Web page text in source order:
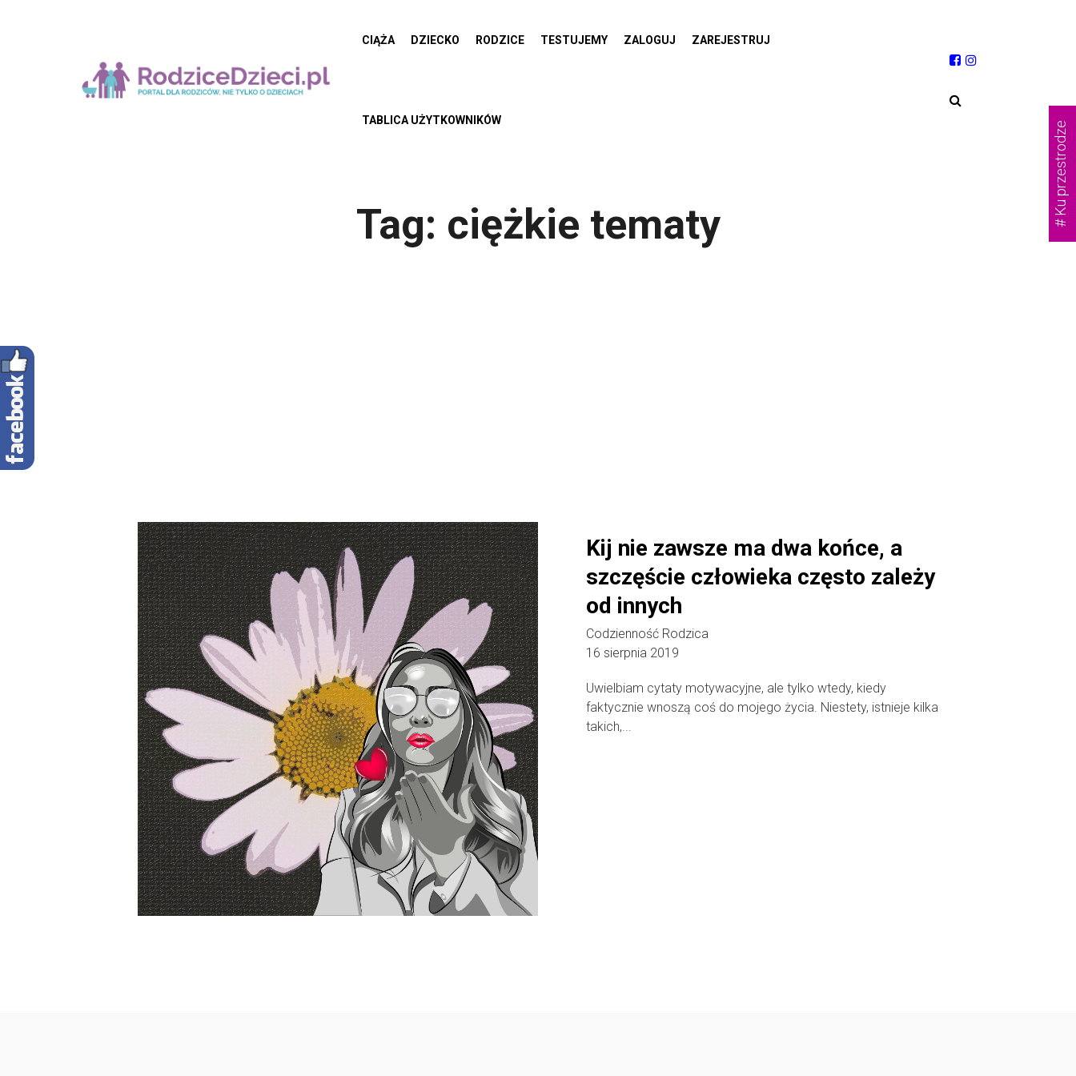
CIĄŻA DZIECKO RODZICE TESTUJEMY ZALOGUJ ZAREJESTRUJ
TABLICA UŻYTKOWNIKÓW
Tag: ciężkie tematy
Kij nie zawsze ma dwa końce, a
szczęście człowieka często zależy
od innych
Codzienność Rodzica
16 sierpnia 2019
Uwielbiam cytaty motywacyjne, ale tylko wtedy, kiedy
faktycznie wnoszą coś do mojego życia. Niestety, istnieje kilka
takich,...
# Ku przestrodze